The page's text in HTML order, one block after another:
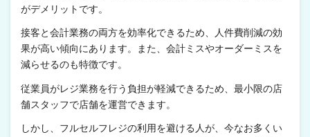
がデメリットです。
接客と会計業務の両方を効率化できるため、人件費削減の効
果が高い傾向にあります。また、会計ミスやオーダーミスを
減らせるのも特徴です。
従業員がレジ業務を行う負担が軽減できるため、最小限の店
舗スタッフで店舗を運営できます。
しかし、フルセルフレジの利用を避ける人が、今なお多くい